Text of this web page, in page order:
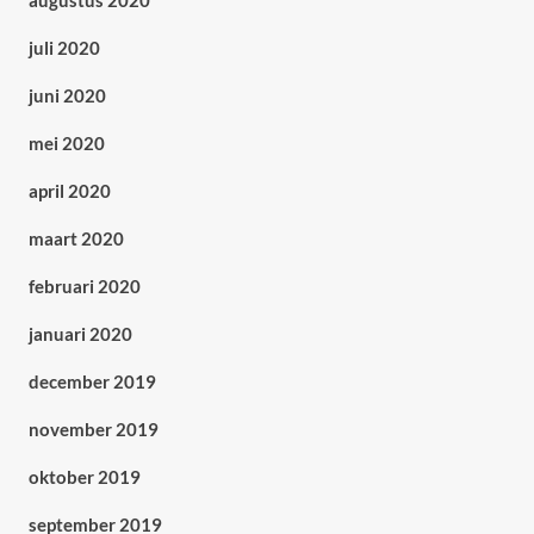
juli 2020
juni 2020
mei 2020
april 2020
maart 2020
februari 2020
januari 2020
december 2019
november 2019
oktober 2019
september 2019